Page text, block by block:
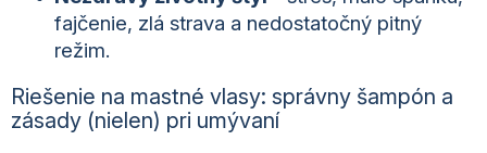
fajčenie, zlá strava a nedostatočný pitný
režim.
Riešenie na mastné vlasy: správny šampón a
zásady (nielen) pri umývaní